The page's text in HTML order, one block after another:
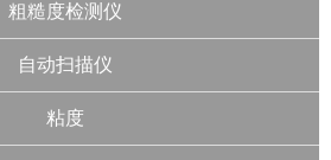
粗糙度检测仪
自动扫描仪
粘度